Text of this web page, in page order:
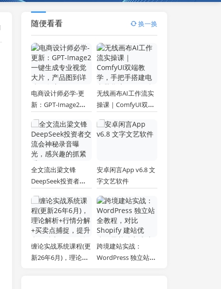
随便看看 换一换
电商设计师必学-更
新：GPT-Image2一
片，产品图到详情页
全流程
无线画布AI工作流实
操课｜ComfyUI双端
商带货流程，一键批
量产出图文短视频素
全文流出梁文锋
DeepSeek投资者交
感兴趣的抓紧看
安卓闲言App v6.8 文
字文艺软件
缠论实战系统课程(更
新26年6月)，理论解
跨境建站实战：
WordPress 独立站全